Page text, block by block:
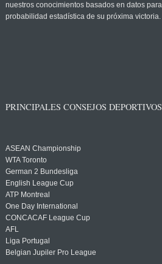
nuestros conocimientos basados en datos
probabilidad estadística de su próxima victoria.
PRINCIPALES CONSEJOS
ASEAN Championship
WTA Toronto
German 2 Bundesliga
English League Cup
ATP Montreal
One Day International
CONCACAF League Cup
AFL
Liga Portugal
Belgian Jupiler Pro League